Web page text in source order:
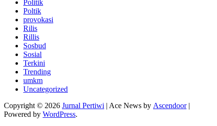
Politik
Poltik
provokasi
Rilis
Rillis
Sosbud
Sosial
Terkini
Trending
umkm
Uncategorized
Copyright © 2026 Jurnal Pertiwi | Ace News by Ascendoor|
Powered by WordPress.